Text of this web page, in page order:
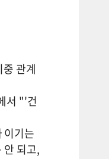
관계
서 "'건
이기는
되고,